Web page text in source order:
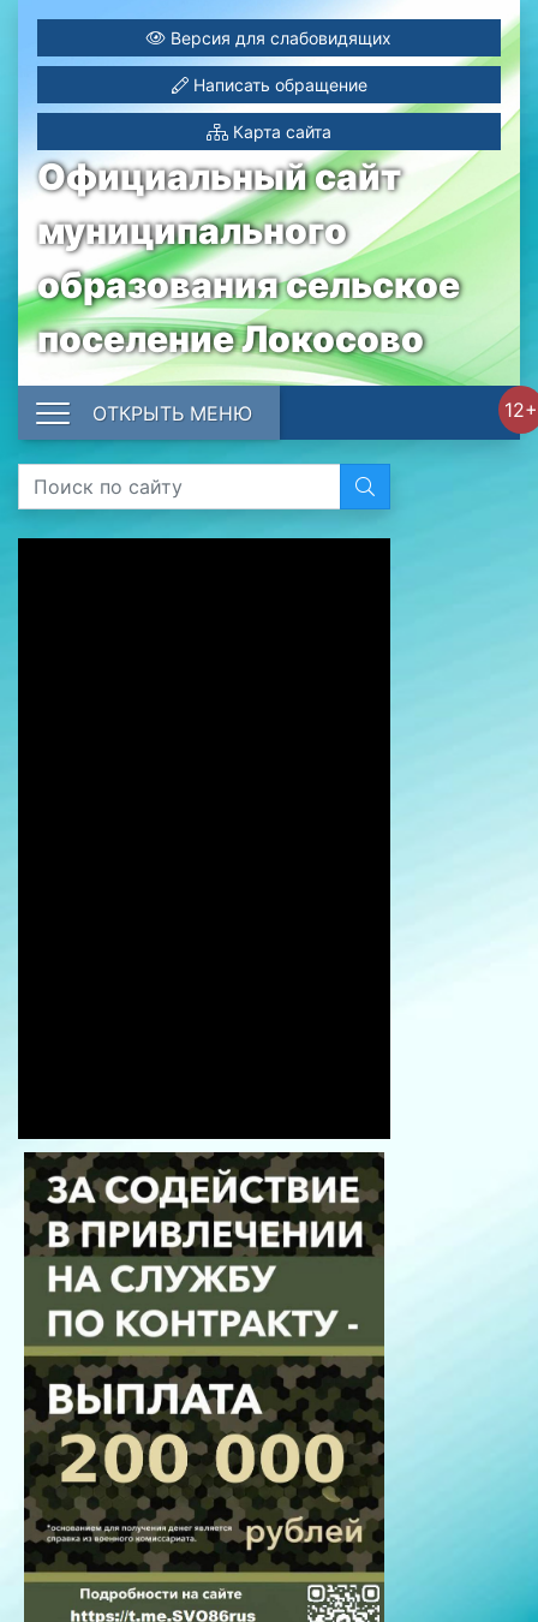
Официальный сайт
муниципального
образования сельское
поселение Локосово
Версия для слабовидящих
Написать обращение
Карта сайта
12+
ОТКРЫТЬ МЕНЮ